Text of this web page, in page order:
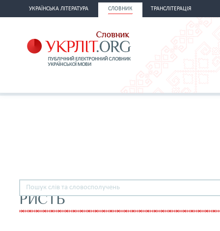
УКРАЇНСЬКА ЛІТЕРАТУРА СЛОВНИК ТРАНСЛІТЕРАЦІЯ
РИСТЬ